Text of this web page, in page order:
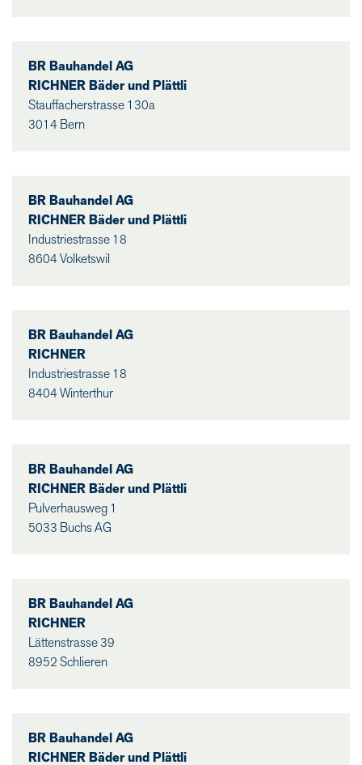
BR Bauhandel AG
RICHNER Bäder und Plättli
Stauffacherstrasse 130a
3014 Bern
BR Bauhandel AG
RICHNER Bäder und Plättli
Industriestrasse 18
8604 Volketswil
BR Bauhandel AG
RICHNER
Industriestrasse 18
8404 Winterthur
BR Bauhandel AG
RICHNER Bäder und Plättli
Pulverhausweg 1
5033 Buchs AG
BR Bauhandel AG
RICHNER
Lättenstrasse 39
8952 Schlieren
BR Bauhandel AG
RICHNER Bäder und Plättli